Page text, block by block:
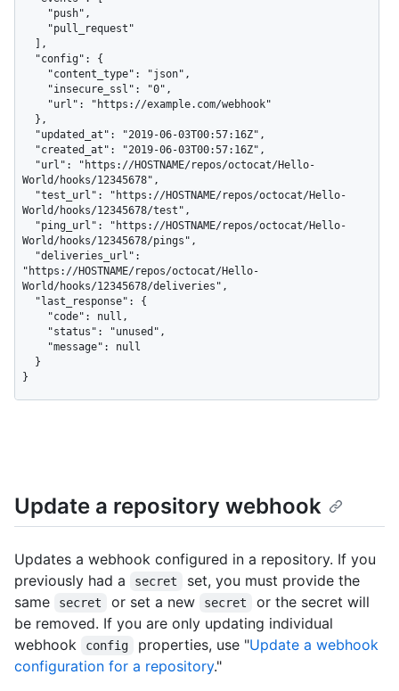
World/hooks/12345678",
World/hooks/12345678/test",
World/hooks/12345678/pings",
"https://HOSTNAME/repos/octocat/Hello-
World/hooks/12345678/deliveries",
}
Update a repository webhook
Updates a webhook configured in a repository. If you
previously had a
secret
set, you must provide the
same
secret or set a new secret
or the secret will
be removed. If you are only updating individual
webhook
config properties, use "Update a webhook
configuration for a repository."